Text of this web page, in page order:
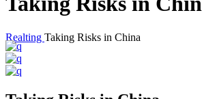
Realting Taking Risks in China